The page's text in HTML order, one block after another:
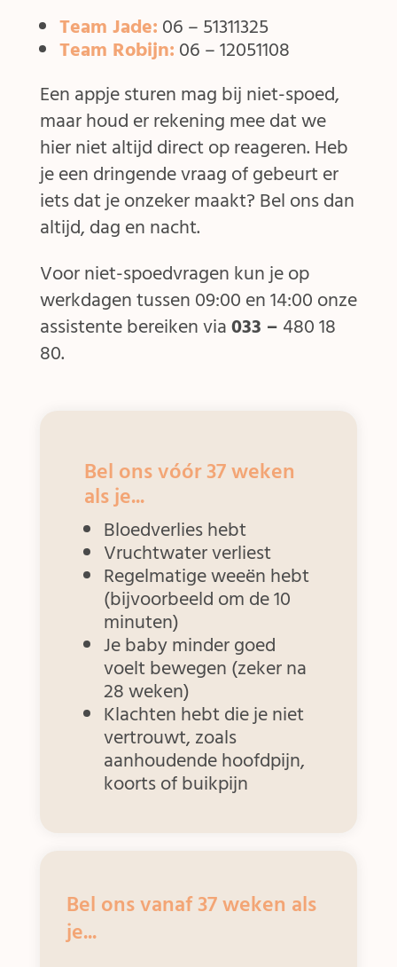
Team Jade:06 – 51311325
Team Robijn:06 – 12051108
Een appje sturen mag bij niet-spoed,
maar houd er rekening mee dat we
hier niet altijd direct op reageren. Heb
je een dringende vraag of gebeurt er
iets dat je onzeker maakt? Bel ons dan
altijd, dag en nacht.
Voor niet-spoedvragen kun je op
werkdagen tussen 09:00 en 14:00 onze
assistente bereiken via033 –480 18
80.
Bel ons vóór 37 weken
als je...
Bloedverlies hebt
Vruchtwater verliest
Regelmatige weeën hebt
(bijvoorbeeld om de 10
minuten)
Je baby minder goed
voelt bewegen (zeker na
28 weken)
Klachten hebt die je niet
vertrouwt, zoals
aanhoudende hoofdpijn,
koorts of buikpijn
Bel ons vanaf 37 weken als
je...